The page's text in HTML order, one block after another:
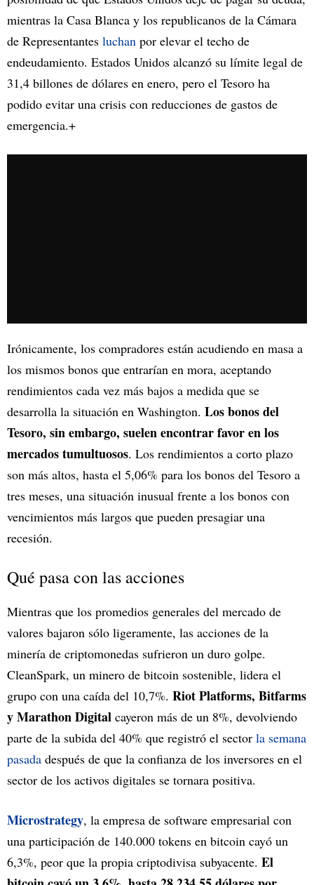
mientras la Casa Blanca y los republicanos de la Cámara
de Representantes luchan por elevar el techo de
endeudamiento. Estados Unidos alcanzó su límite legal de
31,4 billones de dólares en enero, pero el Tesoro ha
podido evitar una crisis con reducciones de gastos de
emergencia.+
Irónicamente, los compradores están acudiendo en masa a
los mismos bonos que entrarían en mora, aceptando
rendimientos cada vez más bajos a medida que se
desarrolla la situación en Washington. Los bonos del
Tesoro, sin embargo, suelen encontrar favor en los
mercados tumultuosos. Los rendimientos a corto plazo
son más altos, hasta el 5,06% para los bonos del Tesoro a
tres meses, una situación inusual frente a los bonos con
vencimientos más largos que pueden presagiar una
recesión.
Qué pasa con las acciones
Mientras que los promedios generales del mercado de
valores bajaron sólo ligeramente, las acciones de la
minería de criptomonedas sufrieron un duro golpe.
CleanSpark, un minero de bitcoin sostenible, lidera el
grupo con una caída del 10,7%. Riot Platforms, Bitfarms
y Marathon Digital cayeron más de un 8%, devolviendo
parte de la subida del 40% que registró el sector la semana
pasada después de que la confianza de los inversores en el
sector de los activos digitales se tornara positiva.
Microstrategy, la empresa de software empresarial con
una participación de 140.000 tokens en bitcoin cayó un
6,3%, peor que la propia criptodivisa subyacente. El